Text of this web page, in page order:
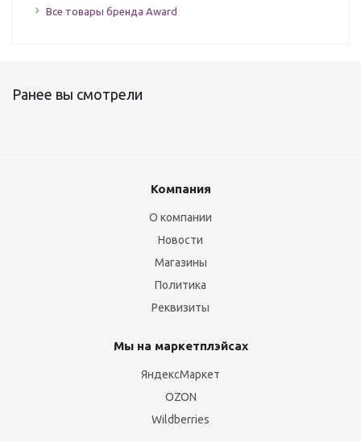
Все товары бренда Award
Ранее вы смотрели
Компания
О компании
Новости
Магазины
Политика
Реквизиты
Мы на маркетплэйсах
ЯндексМаркет
OZON
Wildberries